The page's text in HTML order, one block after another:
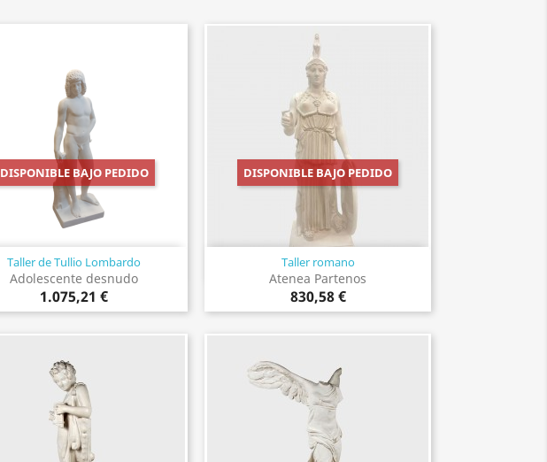
Taller de Tullio Lombardo
Adolescente desnudo
1.075,21 €
DISPONIBLE BAJO PEDIDO
Vista rápida Taller romano
Atenea Partenos
830,58 €
DISPONIBLE BAJO PEDIDO
Vista rápida